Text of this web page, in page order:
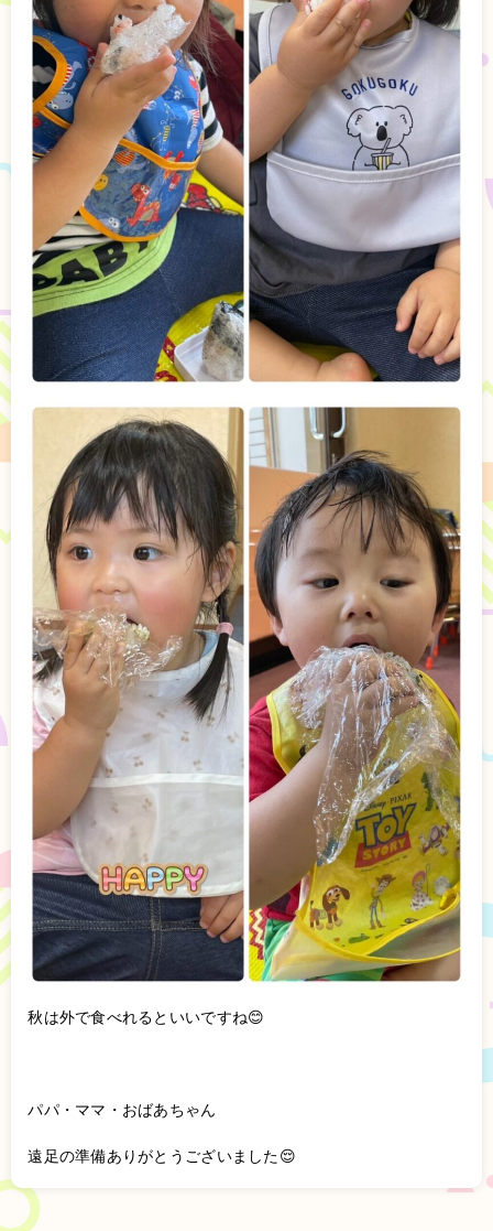
秋は外で食べれるといいですね😊
パパ・ママ・おばあちゃん
遠足の準備ありがとうございました😌